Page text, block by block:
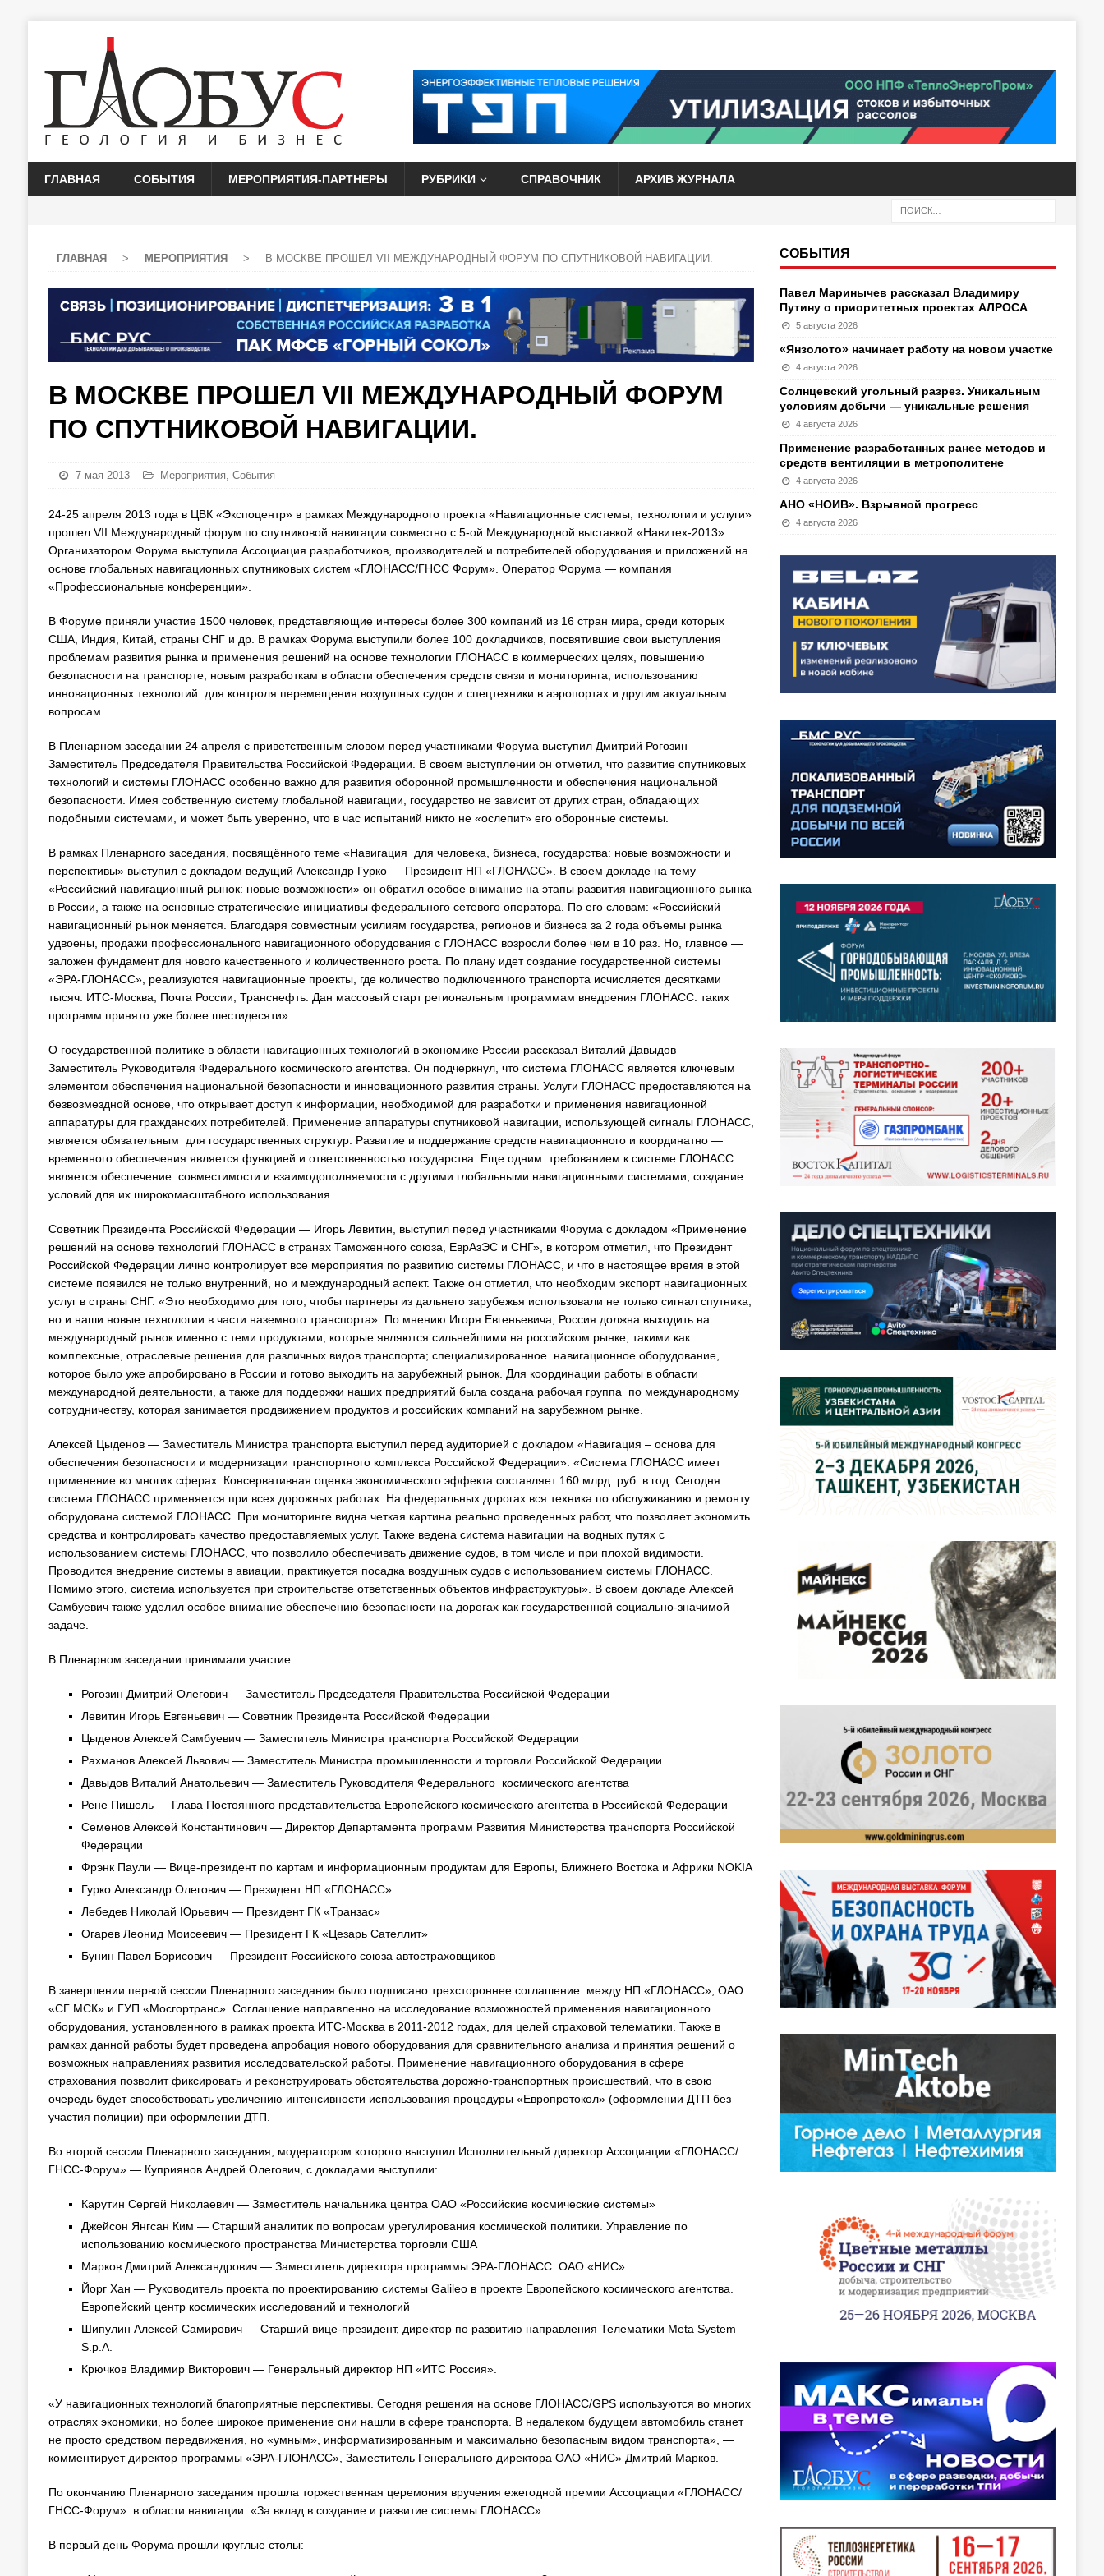
ГЛАВНАЯ СОБЫТИЯ МЕРОПРИЯТИЯ-ПАРТНЕРЫ РУБРИКИ СПРАВОЧНИК АРХИВ ЖУРНАЛА
ГЛАВНАЯ > МЕРОПРИЯТИЯ > В МОСКВЕ ПРОШЕЛ VII МЕЖДУНАРОДНЫЙ ФОРУМ ПО СПУТНИКОВОЙ НАВИГАЦИИ.
В МОСКВЕ ПРОШЕЛ VII МЕЖДУНАРОДНЫЙ ФОРУМ
ПО СПУТНИКОВОЙ НАВИГАЦИИ.
7 мая 2013 Мероприятия, События
24-25 апреля 2013 года в ЦВК «Экспоцентр» в рамках Международного проекта «Навигационные системы, технологии и услуги»
прошел VII Международный форум по спутниковой навигации совместно с 5-ой Международной выставкой «Навитех-2013».
Организатором Форума выступила Ассоциация разработчиков, производителей и потребителей оборудования и приложений на
основе глобальных навигационных спутниковых систем «ГЛОНАСС/ГНСС Форум». Оператор Форума — компания
«Профессиональные конференции».
В Форуме приняли участие 1500 человек, представляющие интересы более 300 компаний из 16 стран мира, среди которых
США, Индия, Китай, страны СНГ и др. В рамках Форума выступили более 100 докладчиков, посвятившие свои выступления
проблемам развития рынка и применения решений на основе технологии ГЛОНАСС в коммерческих целях, повышению
безопасности на транспорте, новым разработкам в области обеспечения средств связи и мониторинга, использованию
инновационных технологий для контроля перемещения воздушных судов и спецтехники в аэропортах и другим актуальным
вопросам.
В Пленарном заседании 24 апреля с приветственным словом перед участниками Форума выступил Дмитрий Рогозин —
Заместитель Председателя Правительства Российской Федерации. В своем выступлении он отметил, что развитие спутниковых
технологий и системы ГЛОНАСС особенно важно для развития оборонной промышленности и обеспечения национальной
безопасности. Имея собственную систему глобальной навигации, государство не зависит от других стран, обладающих
подобными системами, и может быть уверенно, что в час испытаний никто не «ослепит» его оборонные системы.
В рамках Пленарного заседания, посвящённого теме «Навигация для человека, бизнеса, государства: новые возможности и
перспективы» выступил с докладом ведущий Александр Гурко — Президент НП «ГЛОНАСС». В своем докладе на тему
«Российский навигационный рынок: новые возможности» он обратил особое внимание на этапы развития навигационного рынка
в России, а также на основные стратегические инициативы федерального сетевого оператора. По его словам: «Российский
навигационный рынок меняется. Благодаря совместным усилиям государства, регионов и бизнеса за 2 года объемы рынка
удвоены, продажи профессионального навигационного оборудования с ГЛОНАСС возросли более чем в 10 раз. Но, главное —
заложен фундамент для нового качественного и количественного роста. По плану идет создание государственной системы
«ЭРА-ГЛОНАСС», реализуются навигационные проекты, где количество подключенного транспорта исчисляется десятками
тысяч: ИТС-Москва, Почта России, Транснефть. Дан массовый старт региональным программам внедрения ГЛОНАСС: таких
программ принято уже более шестидесяти».
О государственной политике в области навигационных технологий в экономике России рассказал Виталий Давыдов —
Заместитель Руководителя Федерального космического агентства. Он подчеркнул, что система ГЛОНАСС является ключевым
элементом обеспечения национальной безопасности и инновационного развития страны. Услуги ГЛОНАСС предоставляются на
безвозмездной основе, что открывает доступ к информации, необходимой для разработки и применения навигационной
аппаратуры для гражданских потребителей. Применение аппаратуры спутниковой навигации, использующей сигналы ГЛОНАСС,
является обязательным для государственных структур. Развитие и поддержание средств навигационного и координатно —
временного обеспечения является функцией и ответственностью государства. Еще одним требованием к системе ГЛОНАСС
является обеспечение совместимости и взаимодополняемости с другими глобальными навигационными системами; создание
условий для их широкомасштабного использования.
Советник Президента Российской Федерации — Игорь Левитин, выступил перед участниками Форума с докладом «Применение
решений на основе технологий ГЛОНАСС в странах Таможенного союза, ЕврАзЭС и СНГ», в котором отметил, что Президент
Российской Федерации лично контролирует все мероприятия по развитию системы ГЛОНАСС, и что в настоящее время в этой
системе появился не только внутренний, но и международный аспект. Также он отметил, что необходим экспорт навигационных
услуг в страны СНГ. «Это необходимо для того, чтобы партнеры из дальнего зарубежья использовали не только сигнал спутника,
но и наши новые технологии в части наземного транспорта». По мнению Игоря Евгеньевича, Россия должна выходить на
международный рынок именно с теми продуктами, которые являются сильнейшими на российском рынке, такими как:
комплексные, отраслевые решения для различных видов транспорта; специализированное навигационное оборудование,
которое было уже апробировано в России и готово выходить на зарубежный рынок. Для координации работы в области
международной деятельности, а также для поддержки наших предприятий была создана рабочая группа по международному
сотрудничеству, которая занимается продвижением продуктов и российских компаний на зарубежном рынке.
Алексей Цыденов — Заместитель Министра транспорта выступил перед аудиторией с докладом «Навигация – основа для
обеспечения безопасности и модернизации транспортного комплекса Российской Федерации». «Система ГЛОНАСС имеет
применение во многих сферах. Консервативная оценка экономического эффекта составляет 160 млрд. руб. в год. Сегодня
система ГЛОНАСС применяется при всех дорожных работах. На федеральных дорогах вся техника по обслуживанию и ремонту
оборудована системой ГЛОНАСС. При мониторинге видна четкая картина реально проведенных работ, что позволяет экономить
средства и контролировать качество предоставляемых услуг. Также ведена система навигации на водных путях с
использованием системы ГЛОНАСС, что позволило обеспечивать движение судов, в том числе и при плохой видимости.
Проводится внедрение системы в авиации, практикуется посадка воздушных судов с использованием системы ГЛОНАСС.
Помимо этого, система используется при строительстве ответственных объектов инфраструктуры». В своем докладе Алексей
Самбуевич также уделил особое внимание обеспечению безопасности на дорогах как государственной социально-значимой
задаче.
В Пленарном заседании принимали участие:
Рогозин Дмитрий Олегович — Заместитель Председателя Правительства Российской Федерации
Левитин Игорь Евгеньевич — Советник Президента Российской Федерации
Цыденов Алексей Самбуевич — Заместитель Министра транспорта Российской Федерации
Рахманов Алексей Львович — Заместитель Министра промышленности и торговли Российской Федерации
Давыдов Виталий Анатольевич — Заместитель Руководителя Федерального космического агентства
Рене Пишель — Глава Постоянного представительства Европейского космического агентства в Российской Федерации
Семенов Алексей Константинович — Директор Департамента программ Развития Министерства транспорта Российской
Федерации
Фрэнк Паули — Вице-президент по картам и информационным продуктам для Европы, Ближнего Востока и Африки NOKIA
Гурко Александр Олегович — Президент НП «ГЛОНАСС»
Лебедев Николай Юрьевич — Президент ГК «Транзас»
Огарев Леонид Моисеевич — Президент ГК «Цезарь Сателлит»
Бунин Павел Борисович — Президент Российского союза автостраховщиков
В завершении первой сессии Пленарного заседания было подписано трехстороннее соглашение между НП «ГЛОНАСС», ОАО
«СГ МСК» и ГУП «Мосгортранс». Соглашение направленно на исследование возможностей применения навигационного
оборудования, установленного в рамках проекта ИТС-Москва в 2011-2012 годах, для целей страховой телематики. Также в
рамках данной работы будет проведена апробация нового оборудования для сравнительного анализа и принятия решений о
возможных направлениях развития исследовательской работы. Применение навигационного оборудования в сфере
страхования позволит фиксировать и реконструировать обстоятельства дорожно-транспортных происшествий, что в свою
очередь будет способствовать увеличению интенсивности использования процедуры «Европротокол» (оформлении ДТП без
участия полиции) при оформлении ДТП.
Во второй сессии Пленарного заседания, модератором которого выступил Исполнительный директор Ассоциации «ГЛОНАСС/
ГНСС-Форум» — Куприянов Андрей Олегович, с докладами выступили:
Карутин Сергей Николаевич — Заместитель начальника центра ОАО «Российские космические системы»
Джейсон Янгсан Ким — Старший аналитик по вопросам урегулирования космической политики. Управление по
использованию космического пространства Министерства торговли США
Марков Дмитрий Александрович — Заместитель директора программы ЭРА-ГЛОНАСС. ОАО «НИС»
Йорг Хан — Руководитель проекта по проектированию системы Galileo в проекте Европейского космического агентства.
Европейский центр космических исследований и технологий
Шипулин Алексей Самирович — Старший вице-президент, директор по развитию направления Телематики Meta System
S.p.A.
Крючков Владимир Викторович — Генеральный директор НП «ИТС Россия».
«У навигационных технологий благоприятные перспективы. Сегодня решения на основе ГЛОНАСС/GPS используются во многих
отраслях экономики, но более широкое применение они нашли в сфере транспорта. В недалеком будущем автомобиль станет
не просто средством передвижения, но «умным», информатизированным и максимально безопасным видом транспорта», —
комментирует директор программы «ЭРА-ГЛОНАСС», Заместитель Генерального директора ОАО «НИС» Дмитрий Марков.
По окончанию Пленарного заседания прошла торжественная церемония вручения ежегодной премии Ассоциации «ГЛОНАСС/
ГНСС-Форум» в области навигации: «За вклад в создание и развитие системы ГЛОНАСС».
В первый день Форума прошли круглые столы:
СОБЫТИЯ
Павел Маринычев рассказал Владимиру
Путину о приоритетных проектах АЛРОСА
5 августа 2026
«Янзолото» начинает работу на новом участке
4 августа 2026
Солнцевский угольный разрез. Уникальным
условиям добычи — уникальные решения
4 августа 2026
Применение разработанных ранее методов и
средств вентиляции в метрополитене
4 августа 2026
АНО «НОИВ». Взрывной прогресс
4 августа 2026